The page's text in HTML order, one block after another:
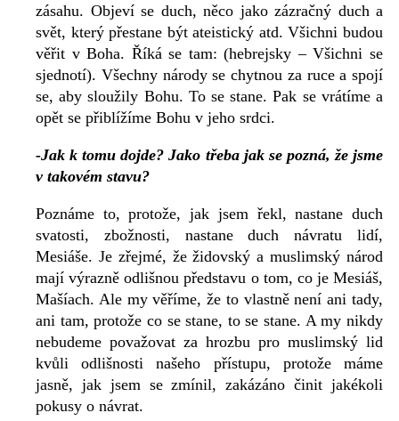
zásahu. Objeví se duch, něco jako zázračný duch a
svět, který přestane být ateistický atd. Všichni budou
věřit v Boha. Říká se tam: (hebrejsky – Všichni se
sjednotí). Všechny národy se chytnou za ruce a spojí
se, aby sloužily Bohu. To se stane. Pak se vrátíme a
opět se přiblížíme Bohu v jeho srdci.
-Jak k tomu dojde? Jako třeba jak se pozná, že jsme
v takovém stavu?
Poznáme to, protože, jak jsem řekl, nastane duch
svatosti, zbožnosti, nastane duch návratu lidí,
Mesiáše. Je zřejmé, že židovský a muslimský národ
mají výrazně odlišnou představu o tom, co je Mesiáš,
Mašíach. Ale my věříme, že to vlastně není ani tady,
ani tam, protože co se stane, to se stane. A my nikdy
nebudeme považovat za hrozbu pro muslimský lid
kvůli odlišnosti našeho přístupu, protože máme
jasně, jak jsem se zmínil, zakázáno činit jakékoli
pokusy o návrat.